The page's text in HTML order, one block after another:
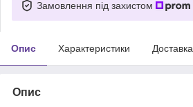
Замовлення під захистом
Опис Характеристики Доставка
Опис